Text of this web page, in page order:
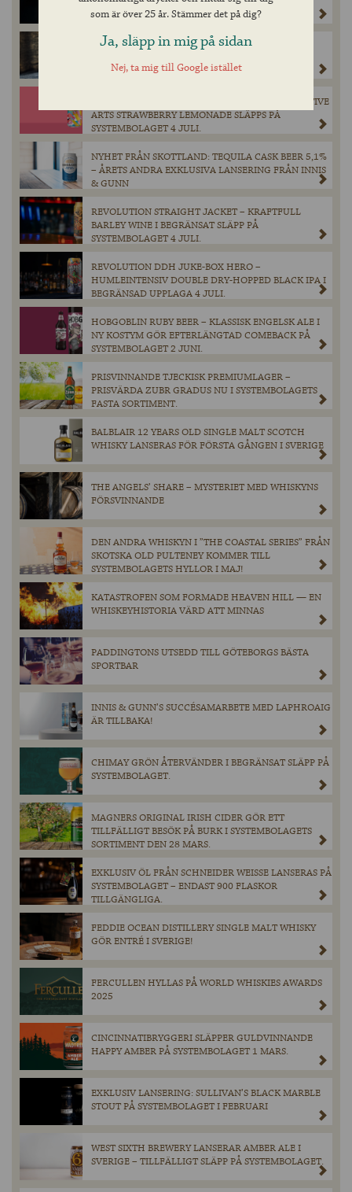
FLASKOR ELIJAH CRAIG BARREL PROOF TILL
SVERIGE
OLD MASTER HEN – EN MÄSTERLIGT BRYGGD
BRITTISK ALE SLÄPPS PÅ SYSTEMBOLAGET 4 JULI.
NY SMAKEXPLOSION TILL SOMMAREN – COLLECTIVE
ARTS STRAWBERRY LEMONADE SLÄPPS PÅ
SYSTEMBOLAGET 4 JULI.
NYHET FRÅN SKOTTLAND: TEQUILA CASK BEER 5,1%
– ÅRETS ANDRA EXKLUSIVA LANSERING FRÅN INNIS
& GUNN
REVOLUTION STRAIGHT JACKET – KRAFTFULL
BARLEY WINE I BEGRÄNSAT SLÄPP PÅ
SYSTEMBOLAGET 4 JULI.
REVOLUTION DDH JUKE-BOX HERO –
HUMLEINTENSIV DOUBLE DRY-HOPPED BLACK IPA I
BEGRÄNSAD UPPLAGA 4 JULI.
HOBGOBLIN RUBY BEER – KLASSISK ENGELSK ALE I
NY KOSTYM GÖR EFTERLÄNGTAD COMEBACK PÅ
SYSTEMBOLAGET 2 JUNI.
PRISVINNANDE TJECKISK PREMIUMLAGER –
PRISVÄRDA ZUBR GRADUS NU I SYSTEMBOLAGETS
FASTA SORTIMENT.
BALBLAIR 12 YEARS OLD SINGLE MALT SCOTCH
WHISKY LANSERAS FÖR FÖRSTA GÅNGEN I SVERIGE
THE ANGELS’ SHARE – MYSTERIET MED WHISKYNS
FÖRSVINNANDE
DEN ANDRA WHISKYN I ”THE COASTAL SERIES” FRÅN
SKOTSKA OLD PULTENEY KOMMER TILL
SYSTEMBOLAGETS HYLLOR I MAJ!
KATASTROFEN SOM FORMADE HEAVEN HILL — EN
WHISKEYHISTORIA VÄRD ATT MINNAS
PADDINGTONS UTSEDD TILL GÖTEBORGS BÄSTA
SPORTBAR
INNIS & GUNN’S SUCCÉSAMARBETE MED LAPHROAIG
ÄR TILLBAKA!
CHIMAY GRÖN ÅTERVÄNDER I BEGRÄNSAT SLÄPP PÅ
SYSTEMBOLAGET.
MAGNERS ORIGINAL IRISH CIDER GÖR ETT
TILLFÄLLIGT BESÖK PÅ BURK I SYSTEMBOLAGETS
SORTIMENT DEN 28 MARS.
EXKLUSIV ÖL FRÅN SCHNEIDER WEISSE LANSERAS PÅ
SYSTEMBOLAGET – ENDAST 900 FLASKOR
TILLGÄNGLIGA.
FEDDIE OCEAN DISTILLERY SINGLE MALT WHISKY
GÖR ENTRÉ I SVERIGE!
FERCULLEN HYLLAS PÅ WORLD WHISKIES AWARDS
2025
CINCINNATIBRYGGERI SLÄPPER GULDVINNANDE
HAPPY AMBER PÅ SYSTEMBOLAGET 1 MARS.
EXKLUSIV LANSERING: SULLIVAN’S BLACK MARBLE
STOUT PÅ SYSTEMBOLAGET I FEBRUARI
WEST SIXTH BREWERY LANSERAR AMBER ALE I
SVERIGE – TILLFÄLLIGT SLÄPP PÅ SYSTEMBOLAGET.
som är över 25 år. Stämmer det på dig?
Ja, släpp in mig på sidan
Nej, ta mig till Google istället